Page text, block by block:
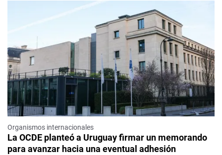
Organismos internacionales
La OCDE planteó a Uruguay firmar un memorando
para avanzar hacia una eventual adhesión